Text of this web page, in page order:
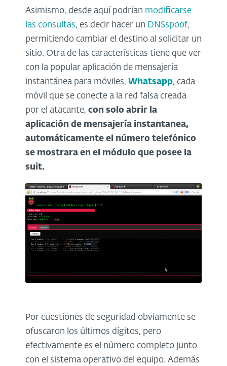
Asimismo, desde aquí podrían modificarse
las consultas, es decir hacer un DNSspoof,
permitiendo cambiar el destino al solicitar un
sitio. Otra de las características tiene que ver
con la popular aplicación de mensajería
instantánea para móviles, Whatsapp, cada
móvil que se conecte a la red falsa creada
por el atacante, con solo abrir la
aplicación de mensajería instantanea,
automáticamente el número telefónico
se mostrara en el módulo que posee la
suit.
Por cuestiones de seguridad obviamente se
ofuscaron los últimos dígitos, pero
efectivamente es el número completo junto
con el sistema operativo del equipo. Además